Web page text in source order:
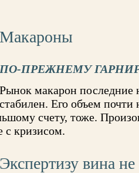
Макароны
ПО-ПРЕЖНЕМУ
Рынок макарон последние
стабилен. Его объем
счету, тоже.
с кризисом.
Экспертизу вина